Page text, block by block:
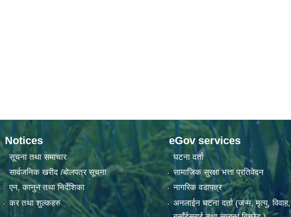
Notices
सूचना तथा समाचार
सार्वजनिक खरीद /बोलपत्र सूचना
एन, कानुन तथा निर्देशिका
कर तथा शुल्कहरु
eGov services
घटना दर्ता
सामाजिक सुरक्षा भत्ता प्रतिवेदन
नागरिक वडापत्र
अनलाईन घटना दर्ता (जन्म, मृत्यु, विवाह,